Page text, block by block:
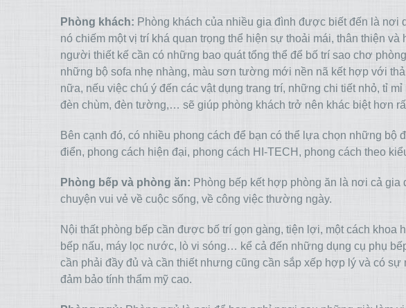
Phòng khách: Phòng khách của nhiều gia đình được biết đến là nơi
nó chiếm một vị trí khá quan trọng thể hiện sự thoải mái, thân thiện
người thiết kế cần có những bao quát tổng thể để bố trí sao chơ
những bộ sofa nhẹ nhàng, màu sơn tường mới nền nã kết hợp với
nữa, nếu việc chú ý đến các vật dụng trang trí, những chi tiết nhỏ, tỉ
đèn chùm, đèn tường,… sẽ giúp phòng khách trở nên khác biệt hơn
Bên cạnh đó, có nhiều phong cách để bạn có thể lựa chọn những bộ
điển, phong cách hiện đại, phong cách HI-TECH, phong cách theo
Phòng bếp và phòng ăn: Phòng bếp kết hợp phòng ăn là nơi cả
chuyện vui vẻ về cuộc sống, về công việc thường ngày.
Nội thất phòng bếp cần được bố trí gọn gàng, tiện lợi, một cách
bếp nấu, máy lọc nước, lò vi sóng… kể cả đến những dụng cụ phụ
cần phải đầy đủ và cần thiết nhưng cũng cần sắp xếp hợp lý và có
đảm bảo tính thẩm mỹ cao.